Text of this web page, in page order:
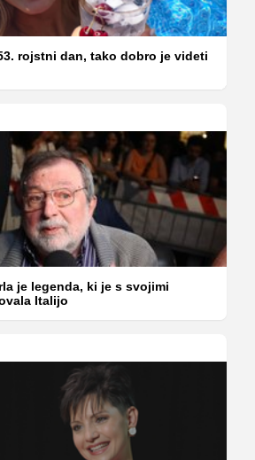
rojstni dan, tako dobro je videti
je legenda, ki je s svojimi
Italijo